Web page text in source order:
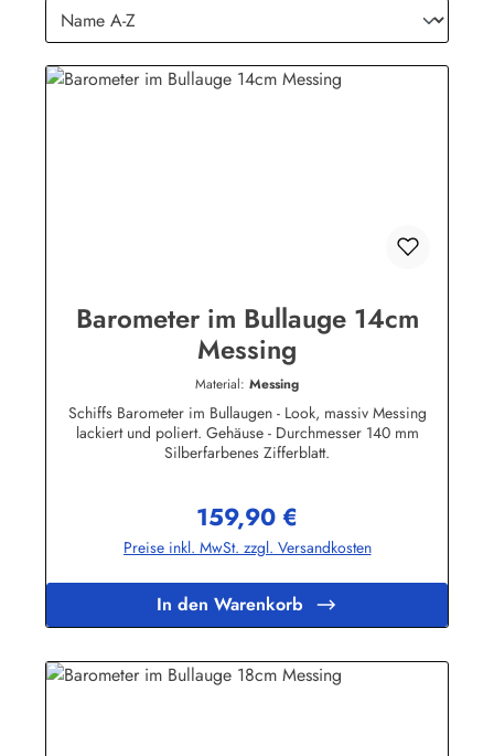
Barometer im Bullauge 14cm
Messing
Material: Messing
Schiffs Barometer im Bullaugen - Look, massiv Messing
lackiert und poliert. Gehäuse - Durchmesser 140 mm
Silberfarbenes Zifferblatt.
Regulärer Preis:
159,90 €
Preise inkl. MwSt. zzgl. Versandkosten
In den Warenkorb